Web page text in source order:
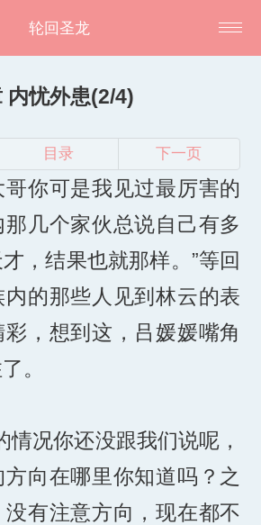
轮回圣龙
内忧外患(2/4)
目录 下一页
哥你可是我见过最厉害的
几个家伙总说自己有多
，结果也就那样。”等回
的那些人见到林云的表
，想到这，吕媛媛嘴角
。
况你还没跟我们说呢，
向在哪里你知道吗？之
有注意方向，现在都不